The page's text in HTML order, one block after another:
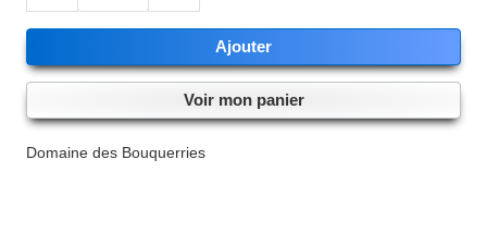
LES MEMBRES / LES PERMANENCES
PARTENAIRES 2026
Ajouter
Voir mon panier
Domaine des Bouquerries